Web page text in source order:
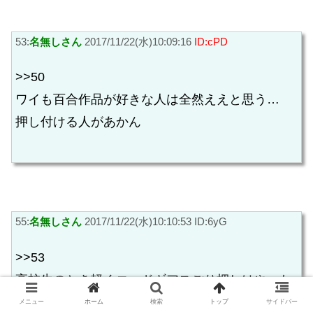
53:名無しさん 2017/11/22(水)10:09:16 ID:cPD
>>50
ワイも百合作品が好きな人は全然ええと思う…
押し付ける人があかん
55:名無しさん 2017/11/22(水)10:10:53 ID:6yG
>>53
高校生のとき軽くコードギアスごり押しはやった
ことあるわ
メニュー ホーム 検索 トップ サイドバー